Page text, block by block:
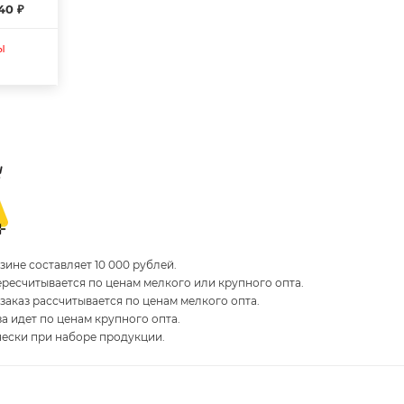
₽
составляет 10 000 рублей.
по ценам мелкого или крупного опта.
рассчитывается по ценам мелкого опта.
идет по ценам крупного опта.
при наборе продукции.